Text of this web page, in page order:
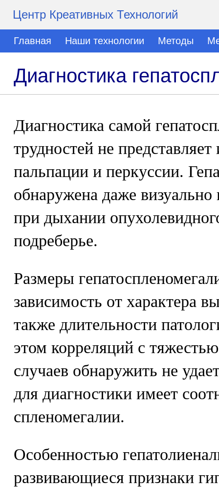
Центр Креативных Технологий
Главная Наши технологии Методы
Диагностика
Диагностика самой
трудностей не
пальпации и перкуссии.
обнаружена даже
при дыхании
подреберье.
Размеры
зависимость от характера
также длительности
этом корреляций с
случаев обнаружить не
для диагностики имеет
спленомегалии.
Особенностью
развивающиеся признаки